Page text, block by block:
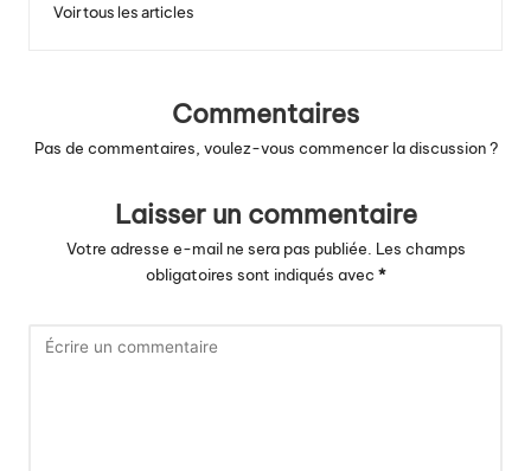
Voir tous les articles
Commentaires
Pas de commentaires, voulez-vous commencer la discussion ?
Laisser un commentaire
Votre adresse e-mail ne sera pas publiée. Les champs
obligatoires sont indiqués avec *